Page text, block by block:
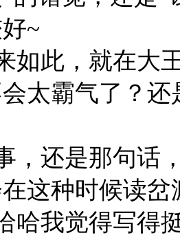
~
如此，就在
太霸气了？还
，还是那句话
这种时候读
哈我觉得写得